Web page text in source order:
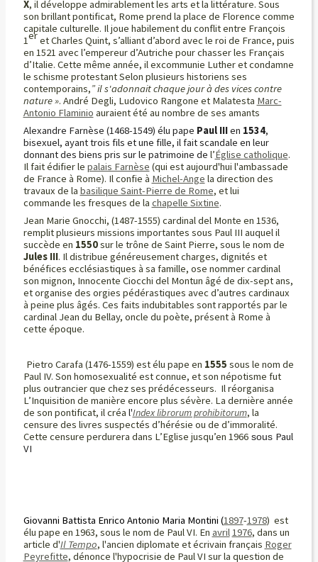
X, il développe admirablement les arts et la littérature. Sous
son brillant pontificat, Rome prend la place de Florence comme
capitale culturelle. Il joue habilement du conflit entre François
1eret Charles Quint, s’alliant d’abord avec le roi de France, puis
en 1521 avec l’empereur d’Autriche pour chasser les Français
d’Italie. Cette même année, il excommunie Luther et condamne
le schisme protestant Selon plusieurs historiens ses
contemporains,”il s'adonnait chaque jour à des vices contre
nature ». André Degli, Ludovico Rangone et Malatesta Marc-
Antonio Flaminio auraient été au nombre de ses amants
Alexandre Farnèse (1468-1549) élu pape Paul IIIen 1534,
bisexuel, ayant trois fils et une fille, il fait scandale en leur
donnant des biens pris sur le patrimoine de l’Église catholique.
Il fait édifier le palais Farnèse (qui est aujourd'hui l'ambassade
de France à Rome). Il confie à Michel-Ange la direction des
travaux de la basilique Saint-Pierre de Rome, et lui
commande les fresques de la chapelle Sixtine.
Jean ­Marie Gnocchi, (1487-1555) cardinal del Monte en 1536,
remplit plusieurs missions importantes sous Paul III auquel il
succède en 1550sur le trône de Saint Pierre, sous le nom de
Jules III. Il distribue généreusement charges, dignités et
bénéfices ecclésiastiques à sa famille, ose nommer cardinal
son mignon, Innocente Ciocchi del Montun âgé de dix-sept ans,
et organise des orgies pédérastiques avec d’autres cardinaux
à peine plus âgés. Ces faits indubitables sont rapportés par le
cardinal Jean du Bellay, oncle du poète, présent à Rome à
cette époque.
Pietro Carafa (1476-1559) est élu pape en 1555 sous le nom de
Paul IV. Son homosexualité est connue, et son népotisme fut
plus outrancier que chez ses prédécesseurs. Il réorganisa
L’Inquisition de manière encore plus sévère. La dernière année
de son pontificat, il créa l'Index librorum prohibitorum, la
censure des livres suspectés d’hérésie ou de d’immoralité.
Cette censure perdurera dans L’Eglise jusqu’en 1966sous Paul
VI
Giovanni Battista Enrico Antonio Maria Montini (1897-1978) est
élu pape en 1963, sous le nom de Paul VI. En avril1976, dans un
article d'Il Tempo, l'ancien diplomate et écrivain français Roger
Peyrefitte, dénonce l'hypocrisie de Paul VI sur la question de